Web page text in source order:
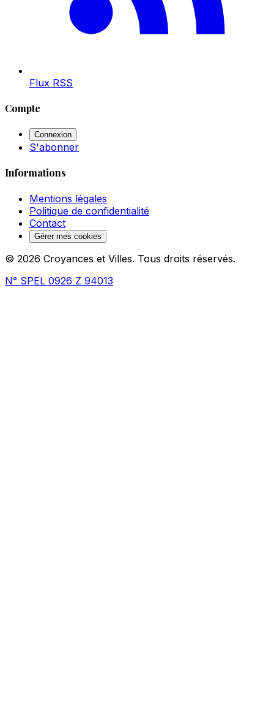
Flux RSS
Compte
Connexion
S'abonner
Informations
Mentions légales
Politique de confidentialité
Contact
Gérer mes cookies
© 2026 Croyances et Villes. Tous droits réservés.
N° SPEL 0926 Z 94013